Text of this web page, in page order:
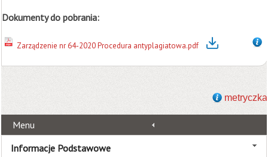
Dokumenty do pobrania:
Zarządzenie nr 64-2020 Procedura antyplagiatowa.pdf
metryczka
Menu
Informacje Podstawowe